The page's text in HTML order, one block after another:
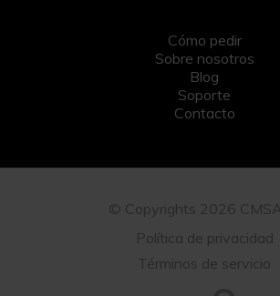
Cómo pedir
Sobre nosotros
Blog
Soporte
Contacto
© Copyrights 2026
Política de privacidad
Términos de servicio